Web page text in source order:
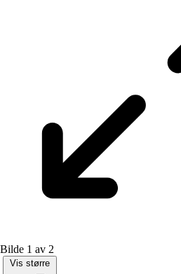
Bilde 1 av 2
Vis større